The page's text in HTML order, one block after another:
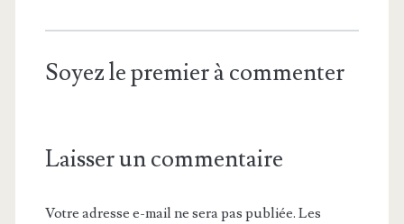
Soyez le premier à commenter
Laisser un commentaire
Votre adresse e-mail ne sera pas publiée. Les